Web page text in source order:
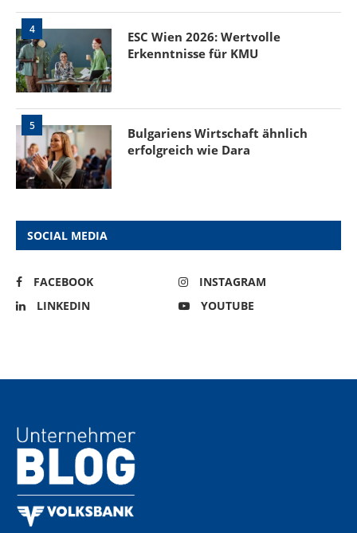
4
ESC Wien 2026: Wertvolle
Erkenntnisse für KMU
5
Bulgariens Wirtschaft ähnlich
erfolgreich wie Dara
SOCIAL MEDIA
FACEBOOK
INSTAGRAM
LINKEDIN
YOUTUBE